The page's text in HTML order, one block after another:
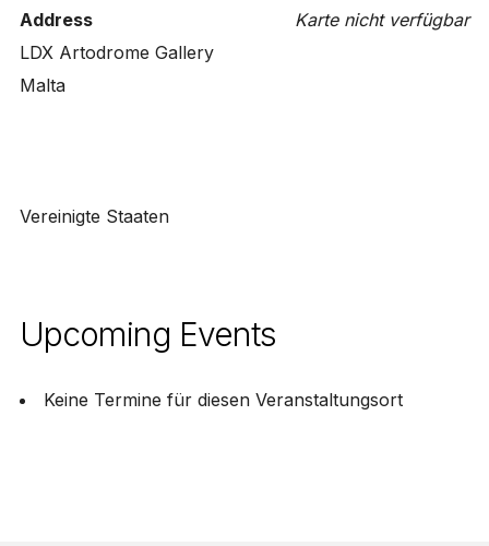
Karte nicht verfügbar
Address
LDX Artodrome Gallery
Malta
Vereinigte Staaten
Upcoming Events
Keine Termine für diesen Veranstaltungsort